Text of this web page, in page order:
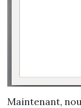
Maintenant,